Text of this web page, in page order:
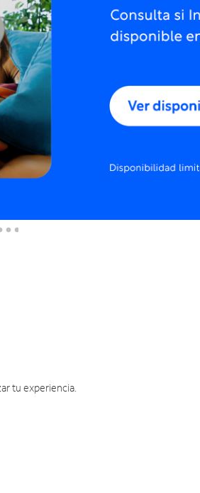
tu experiencia.